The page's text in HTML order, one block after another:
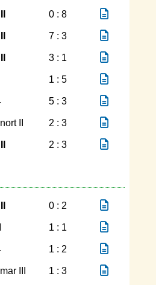
0 : 8
7 : 3
3 : 1
1 : 5
5 : 3
II 2 : 3
2 : 3
0 : 2
1 : 1
1 : 2
III 1 : 3